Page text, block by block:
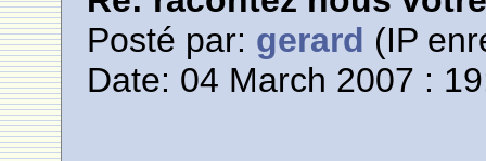
Posté par: gerard (IP
Date: 04 March 2007 :